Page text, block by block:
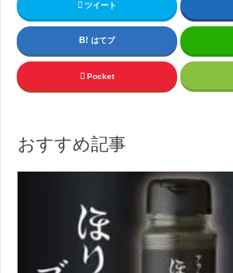
ツイート
はてブ
Pocket
おすすめ記事